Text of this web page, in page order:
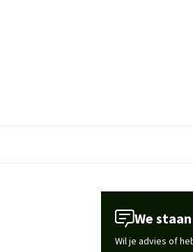
We
Wil je advies of